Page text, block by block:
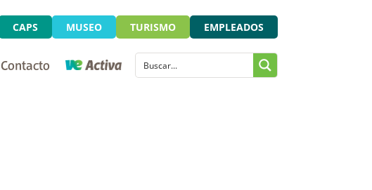
CAPS MUSEO TURISMO EMPLEADOS
Contacto